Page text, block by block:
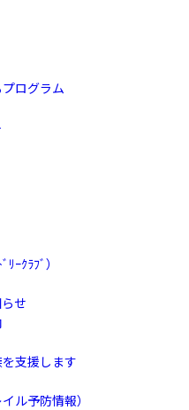
ログラム
ｰｸﾗﾌﾞ）
せ
支援します
ル予防情報）